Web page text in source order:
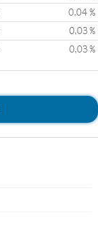
0,04 %
0,03 %
0,03 %